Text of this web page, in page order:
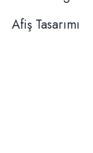
Afiş Tasarımı